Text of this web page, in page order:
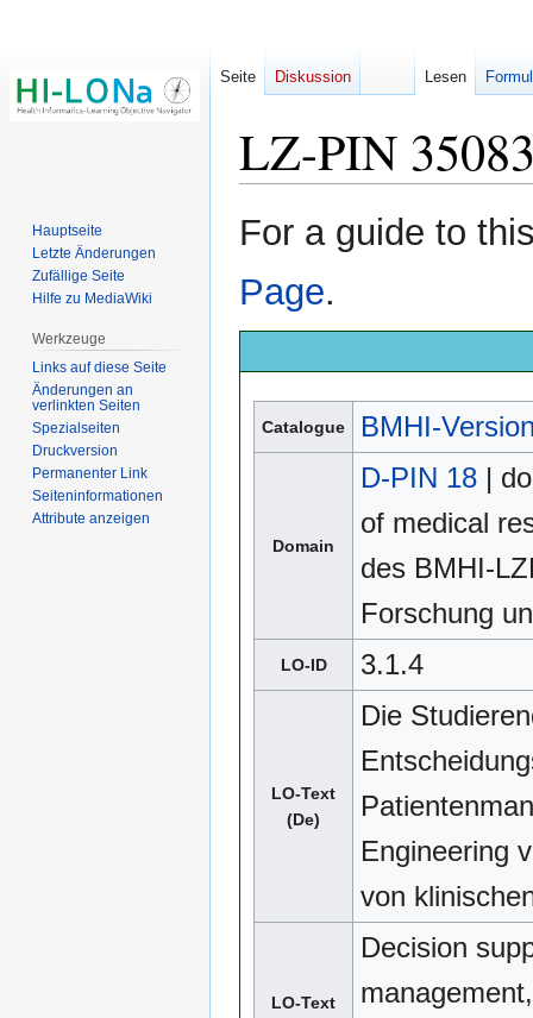
LZ-PIN
Zur
Navigation
Zur
Suche
For a guide to
Page.
Catalogue BMHI-
Domain
D-PIN 18|
of medical
des BMHI-
Forschung
LO-ID 3.1.4
LO-Text
(De)
Die
Engineering
von
LO-Text
Decision
Seite Diskussion Lesen
Hauptseite
Letzte Änderungen
Zufällige Seite
Hilfe zu MediaWiki
Werkzeuge
Links auf diese Seite
Änderungen an
verlinkten Seiten
Spezialseiten
Druckversion
Permanenter Link
Seiten­­informationen
Attribute anzeigen